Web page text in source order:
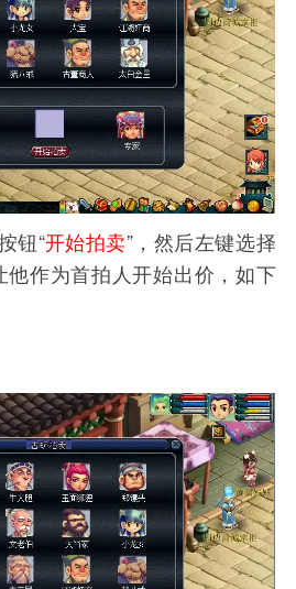
钮“开始拍卖”，然后左键选择
他作为首拍人开始出价，如下